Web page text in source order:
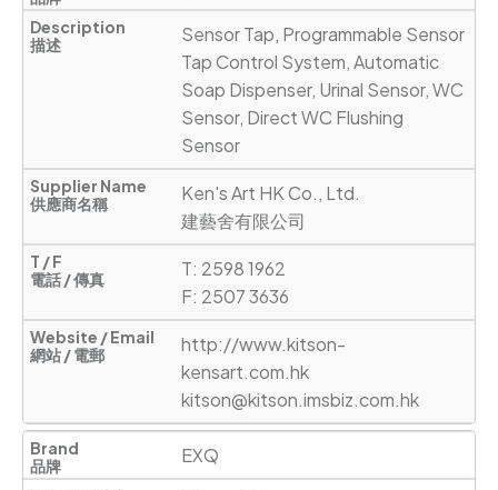
Sensor Tap, Programmable Sensor
Tap Control System, Automatic
Soap Dispenser, Urinal Sensor, WC
Sensor, Direct WC Flushing
Sensor
Ken's Art HK Co., Ltd.
建藝舍有限公司
T: 2598 1962
F: 2507 3636
http://www.kitson-
kensart.com.hk
kitson@kitson.imsbiz.com.hk
EXQ